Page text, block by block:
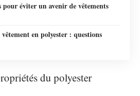
pour éviter un avenir de vêtements
en polyester : questions
du polyester